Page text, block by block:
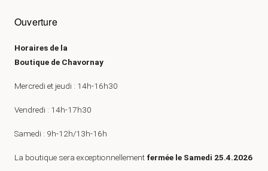
Ouverture
Horaires de la
Boutique de Chavornay
Mercredi et jeudi : 14h-16h30
Vendredi : 14h-17h30
Samedi : 9h-12h/13h-16h
La boutique sera exceptionnellement fermée le Samedi 25.4.2026